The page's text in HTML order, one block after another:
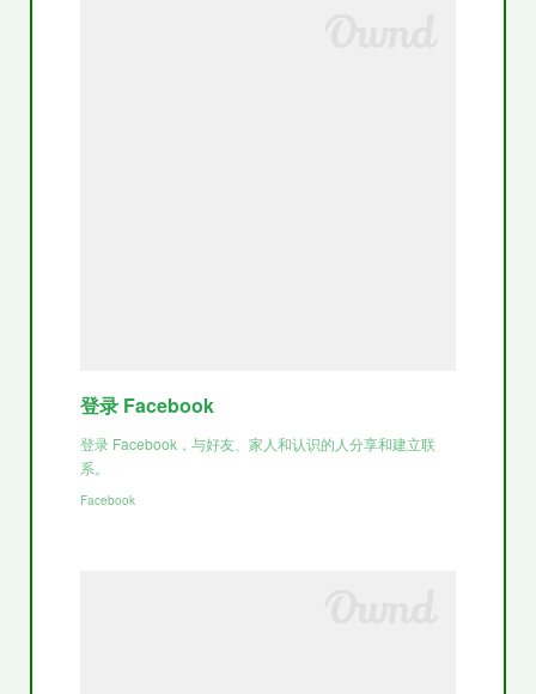
登录 Facebook
登录 Facebook，与好友、家人和认识的人分享和建立联
系。
Facebook